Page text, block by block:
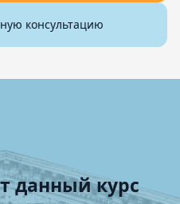
консультацию
данный курс